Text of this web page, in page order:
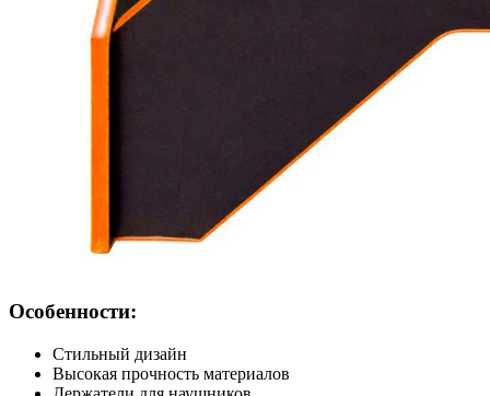
Особенности:
Стильный дизайн
Высокая прочность материалов